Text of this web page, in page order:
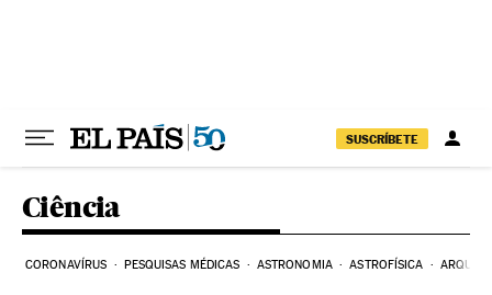
SUSCRÍBETE
Ciência
CORONAVÍRUS PESQUISAS MÉDICAS ASTRONOMIA ASTROFÍSICA